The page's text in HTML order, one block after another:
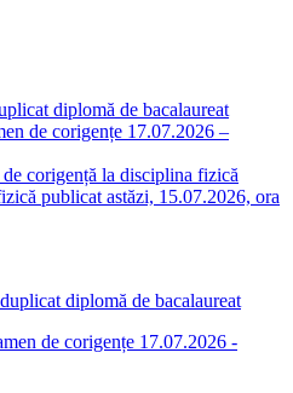
diplomă de bacalaureat
de corigențe 17.07.2026 –
corigență la disciplina fizică
publicat astăzi, 15.07.2026, ora
diplomă de bacalaureat
de corigențe 17.07.2026 -